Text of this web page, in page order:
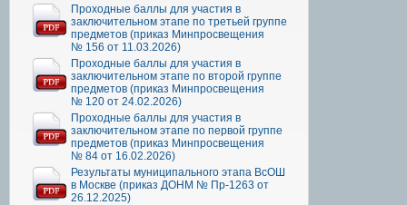
Проходные баллы для участия в
заключительном этапе по третьей группе
предметов (приказ Минпросвещения
№ 156 от 11.03.2026)
Проходные баллы для участия в
заключительном этапе по второй группе
предметов (приказ Минпросвещения
№ 120 от 24.02.2026)
Проходные баллы для участия в
заключительном этапе по первой группе
предметов (приказ Минпросвещения
№ 84 от 16.02.2026)
Результаты муниципального этапа ВсОШ
в Москве (приказ ДОНМ № Пр-1263 от
26.12.2025)